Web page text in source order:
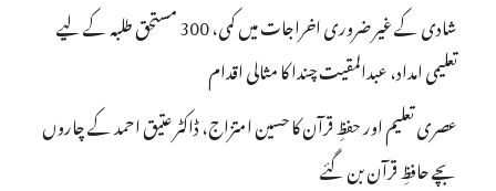
شادی کے غیر ضروری اخراجات میں کمی، 300 مستحق طلبہ کے لیے
تعلیمی امداد، عبدالمقیت چندا کا مثالی اقدام
عصری تعلیم اور حفظِ قرآن کا حسین امتزاج، ڈاکٹر عتیق احمد کے چاروں
بچے حافظِ قرآن بن گئے